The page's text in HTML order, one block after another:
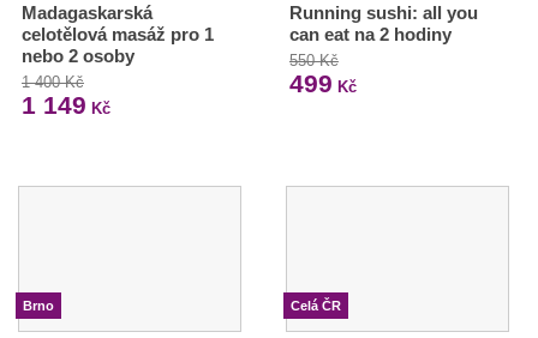
Madagaskarská
celotělová masáž pro 1
nebo 2 osoby
1 400 Kč
1 149 Kč
Running sushi: all you
can eat na 2 hodiny
550 Kč
499 Kč
Brno Celá ČR